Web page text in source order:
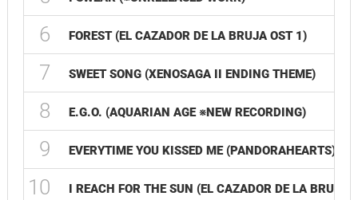
6 FOREST (EL CAZADOR DE LA BRUJA OST 1)
7 SWEET SONG (XENOSAGA II ENDING THEME)
8 E.G.O. (AQUARIAN AGE ※NEW RECORDING)
9 EVERYTIME YOU KISSED ME (PANDORAHEARTS)
10 I REACH FOR THE SUN (EL CAZADOR DE LA BRUJA